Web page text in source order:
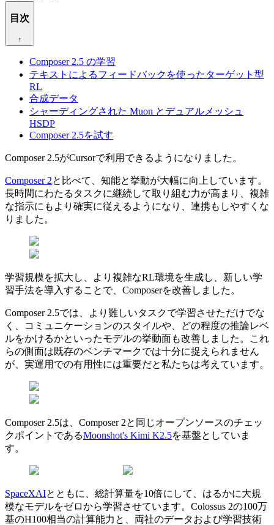
目次
↑
Composer 2.5 の学習
テキストによるフィードバックを使ったターゲット型
RL
合成データ
シャーディングされた Muon とデュアルメッシュ
HSDP
Composer 2.5を試す
Composer 2.5がCursorで利用できるようになりました。
Composer 2と比べて、知能と挙動が大幅に向上しています。
長時間にわたるタスクに継続して取り組む力が高まり、複雑
な指示にもより確実に従えるようになり、連携もしやすくな
りました。
学習規模を拡大し、より複雑なRL環境を生成し、新しい学
習手法を導入することで、Composerを改善しました。
Composer 2.5では、より難しいタスクで学習させただけでな
く、コミュニケーションのスタイルや、どの程度の推論レベ
ルをかけるかといったモデルの挙動面も改善しました。これ
らの側面は既存のベンチマークでは十分に捉えられません
が、実運用での有用性には重要だと私たちは考えています。
Composer 2.5は、Composer 2と同じオープンソースのチェッ
クポイントであるMoonshot's Kimi K2.5を基盤としていま
す。
SpaceXAIとともに、総計算量を10倍にして、はるかに大規
模なモデルをゼロから学習させています。Colossus 2の100万
基のH100相当の計算能力と、両社のデータおよび学習技術